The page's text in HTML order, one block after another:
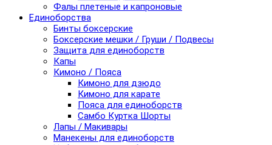
Фалы плетеные и капроновые
Единоборства
Бинты боксерские
Боксерские мешки / Груши / Подвесы
Защита для единоборств
Капы
Кимоно / Пояса
Кимоно для дзюдо
Кимоно для карате
Пояса для единоборств
Самбо Куртка Шорты
Лапы / Макивары
Манекены для единоборств